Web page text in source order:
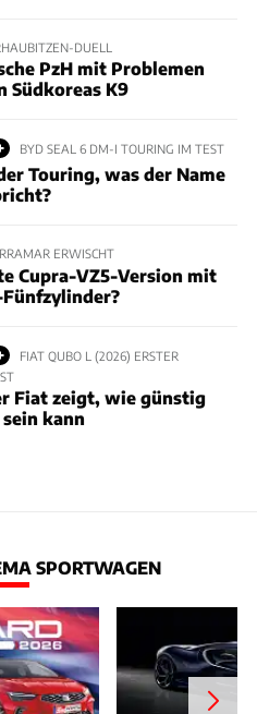
DUELL
PzH mit Problemen
Südkoreas K9
BYD SEAL 6 DM-I TOURING IM TEST
Touring, was der Name
ERWISCHT
Cupra-VZ5-Version mit
FIAT QUBO L (2026) ERSTER
Fiat zeigt, wie günstig
kann
SPORTWAGEN